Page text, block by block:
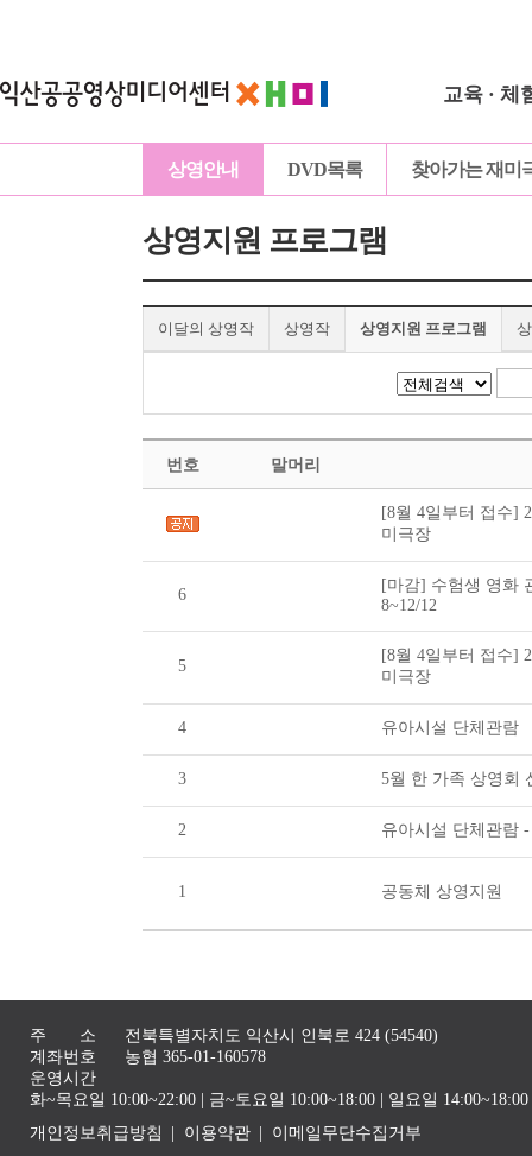
교육 · 체
상영안내 DVD목록 찾아가는 재미
상영지원 프로그램
이달의 상영작 상영작 상영지원 프로그램
번호 말머리
[8월 4일부터 접수]
미극장
6
[마감] 수험생 영화
8~12/12
5
[8월 4일부터 접수]
미극장
4 유아시설 단체관람
3 5월 한 가족 상영회
2 유아시설 단체관람
1 공동체 상영지원
주 소
전북특별자치도 익산시 인북로 424 (54540)
계좌번호
농협 365-01-160578
운영시간
화~목요일 10:00~22:00 | 금~토요일 10:00~18:00 | 일요일
개인정보취급방침
이용약관 이메일무단수집거부